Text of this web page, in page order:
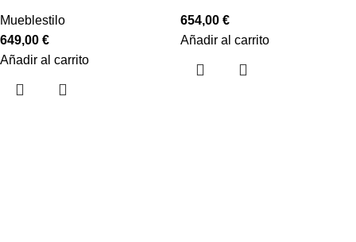
Mueblestilo
649,00 €
Añadir al carrito
654,00 €
Añadir al carrito